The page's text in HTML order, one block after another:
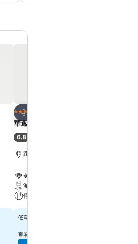
分享
3 星級
華逸酒店
6.8
距離Grand Tower 6.7 公里
免費 Wi-Fi
游泳池
停車場
查看價格
低至
查看